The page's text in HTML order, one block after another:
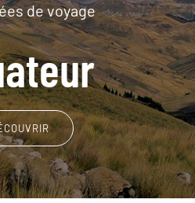
de voyage